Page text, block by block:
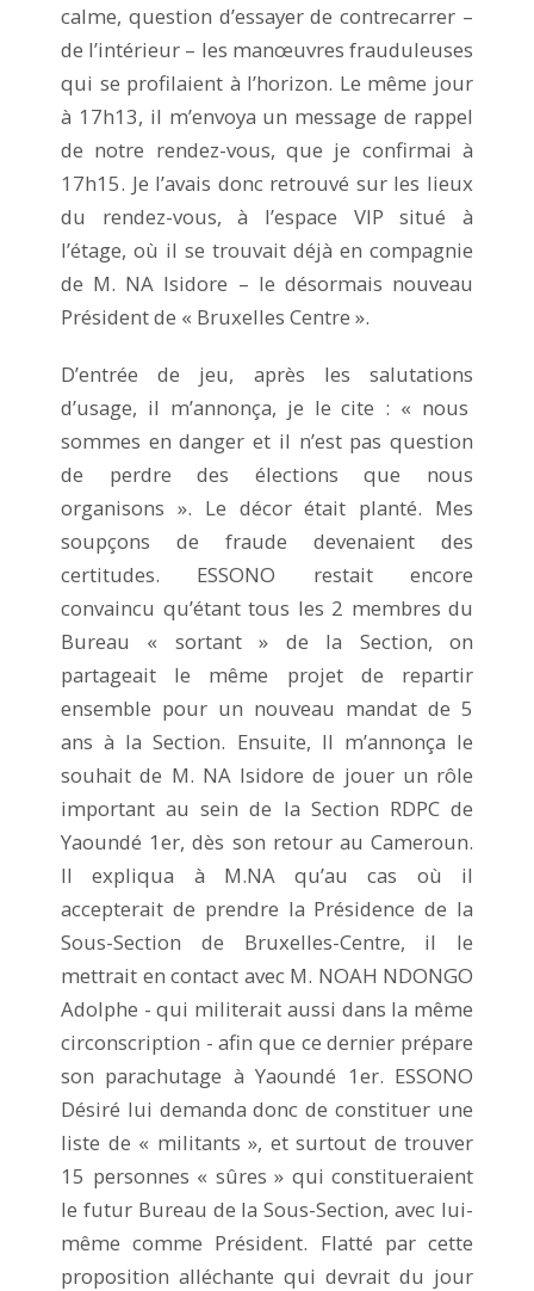
calme, question d’essayer de contrecarrer –
de l’intérieur – les manœuvres frauduleuses
qui se profilaient à l’horizon. Le même jour
à 17h13, il m’envoya un message de rappel
de notre rendez-vous, que je confirmai à
17h15. Je l’avais donc retrouvé sur les lieux
du rendez-vous, à l’espace VIP situé à
l’étage, où il se trouvait déjà en compagnie
de M. NA Isidore – le désormais nouveau
Président de « Bruxelles Centre ».
D’entrée de jeu, après les salutations
d’usage, il m’annonça, je le cite : « nous
sommes en danger et il n’est pas question
de perdre des élections que nous
organisons ». Le décor était planté. Mes
soupçons de fraude devenaient des
certitudes. ESSONO restait encore
convaincu qu’étant tous les 2 membres du
Bureau « sortant » de la Section, on
partageait le même projet de repartir
ensemble pour un nouveau mandat de 5
ans à la Section. Ensuite, Il m’annonça le
souhait de M. NA Isidore de jouer un rôle
important au sein de la Section RDPC de
Yaoundé 1er, dès son retour au Cameroun.
Il expliqua à M.NA qu’au cas où il
accepterait de prendre la Présidence de la
Sous-Section de Bruxelles-Centre, il le
mettrait en contact avec M. NOAH NDONGO
Adolphe - qui militerait aussi dans la même
circonscription - afin que ce dernier prépare
son parachutage à Yaoundé 1er. ESSONO
Désiré lui demanda donc de constituer une
liste de « militants », et surtout de trouver
15 personnes « sûres » qui constitueraient
le futur Bureau de la Sous-Section, avec lui-
même comme Président. Flatté par cette
proposition alléchante qui devrait du jour